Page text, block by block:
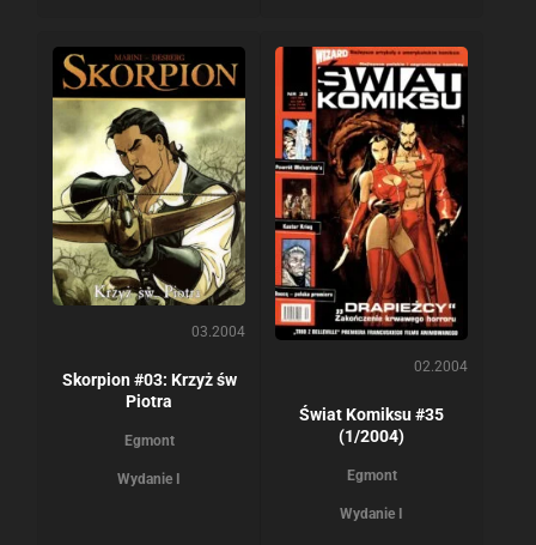
03.2004
Skorpion #03: Krzyż św
Piotra
Egmont
Wydanie I
02.2004
Świat Komiksu #35
(1/2004)
Egmont
Wydanie I